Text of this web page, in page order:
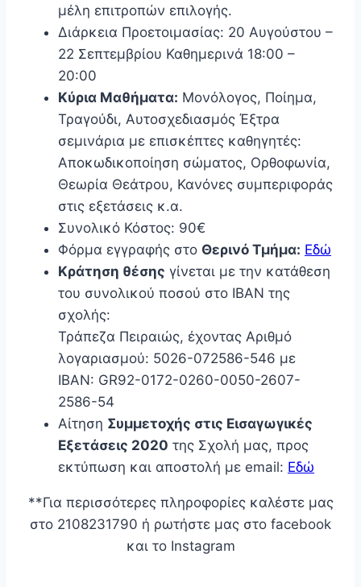
μέλη επιτροπών επιλογής.
Διάρκεια Προετοιμασίας: 20 Αυγούστου –
22 Σεπτεμβρίου Καθημερινά 18:00 –
20:00
Κύρια Μαθήματα: Μονόλογος, Ποίημα,
Τραγούδι, Αυτοσχεδιασμός Έξτρα
σεμινάρια με επισκέπτες καθηγητές:
Αποκωδικοποίηση σώματος, Ορθοφωνία,
Θεωρία Θεάτρου, Κανόνες συμπεριφοράς
στις εξετάσεις κ.α.
Συνολικό Κόστος: 90€
Φόρμα εγγραφής στο Θερινό Τμήμα: Εδώ
Κράτηση θέσης γίνεται με την κατάθεση
του συνολικού ποσού στο IBAN της
σχολής:
Τράπεζα Πειραιώς, έχοντας Αριθμό
λογαριασμού: 5026-072586-546 με
IBAN: GR92-0172-0260-0050-2607-
2586-54
Αίτηση Συμμετοχής στις Εισαγωγικές
Εξετάσεις 2020 της Σχολή μας, προς
εκτύπωση και αποστολή με email: Εδώ
**Για περισσότερες πληροφορίες καλέστε μας
στο 2108231790 ή ρωτήστε μας στο facebook
και το Instagram